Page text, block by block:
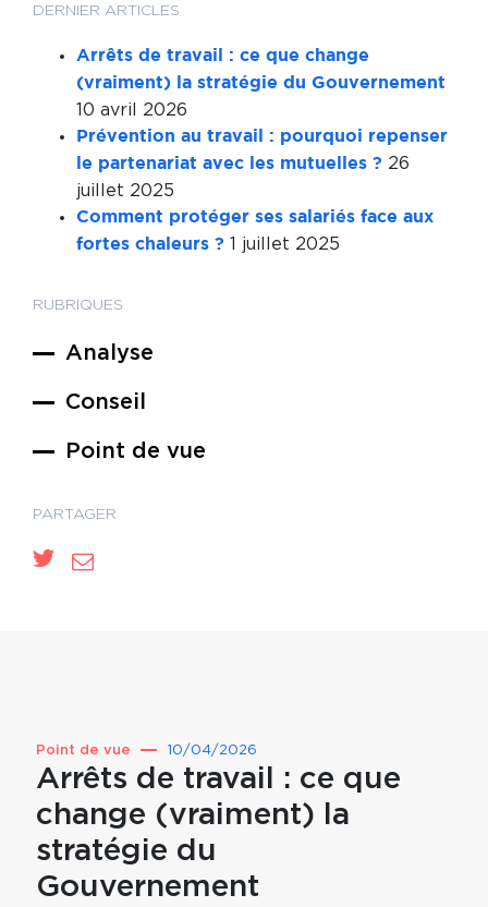
DERNIER ARTICLES
Arrêts de travail : ce que change
(vraiment) la stratégie du Gouvernement
10 avril 2026
Prévention au travail : pourquoi repenser
le partenariat avec les mutuelles ? 26
juillet 2025
Comment protéger ses salariés face aux
fortes chaleurs ? 1 juillet 2025
RUBRIQUES
Analyse
Conseil
Point de vue
PARTAGER
Point de vue 10/04/2026
Arrêts de travail : ce que
change (vraiment) la
stratégie du
Gouvernement